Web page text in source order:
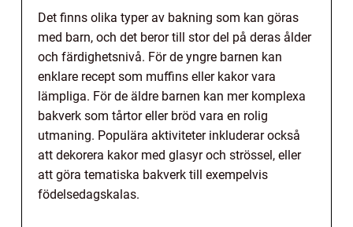
Det finns olika typer av bakning som kan göras
med barn, och det beror till stor del på deras ålder
och färdighetsnivå. För de yngre barnen kan
enklare recept som muffins eller kakor vara
lämpliga. För de äldre barnen kan mer komplexa
bakverk som tårtor eller bröd vara en rolig
utmaning. Populära aktiviteter inkluderar också
att dekorera kakor med glasyr och strössel, eller
att göra tematiska bakverk till exempelvis
födelsedagskalas.